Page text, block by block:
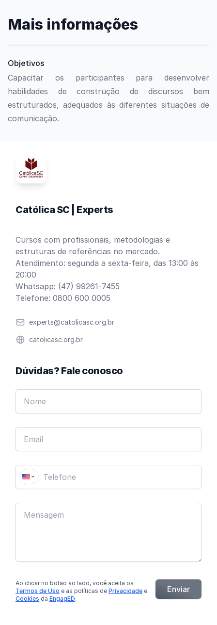
Mais informações
Objetivos
Capacitar os participantes para desenvolver
habilidades de construção de discursos bem
estruturados, adequados às diferentes situações de
comunicação.
Católica SC | Experts
Cursos com profissionais, metodologias e
estruturas de referências no mercado.
Atendimento: segunda a sexta-feira, das 13:00 às
20:00
Whatsapp: (47) 99261-7455
Telefone: 0800 600 0005
Emailexperts@catolicasc.org.br
Websitecatolicasc.org.br
Dúvidas? Fale conosco
Ao clicar no botão ao lado, você aceita os
Termos de Uso e as políticas de Privacidade e
Cookies da EngagED.
Enviar